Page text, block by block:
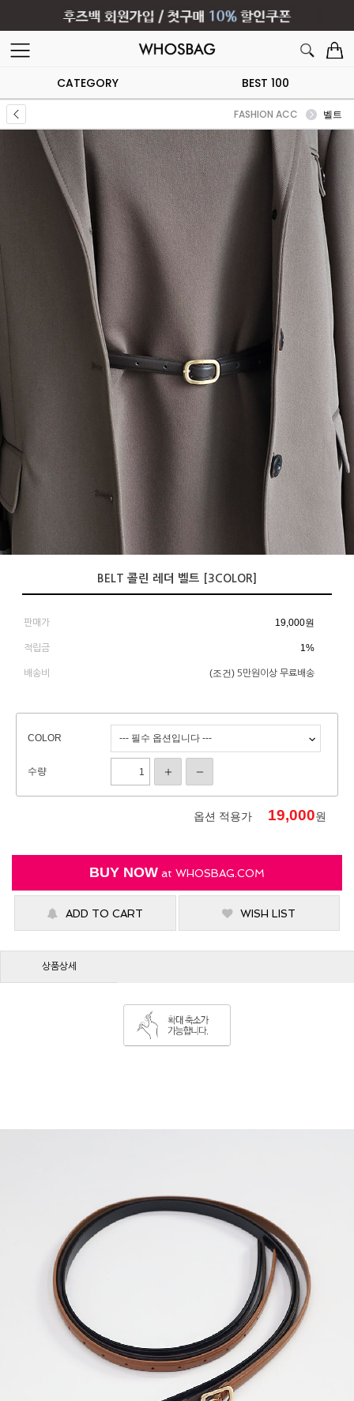
CATEGORY BEST 100
FASHION ACC 벨트
BELT 콜린 레더 벨트 [3COLOR]
판매가 19,000원
적립금 1%
배송비 (조건) 5만원이상 무료배송
COLOR
수량
옵션 적용가 19,000원
BUY NOW at WHOSBAG.COM
ADD TO CART WISH LIST
상품상세